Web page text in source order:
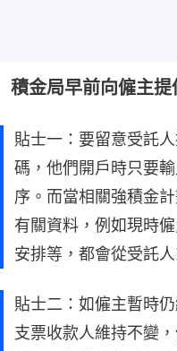
積金局早前向僱主
貼士一：要留意受託
碼，他們開戶時只要
序。而當相關強積金
有關資料，例如現時
安排等，都會從受託
貼士二：如僱主暫時
支票收款人維持不變